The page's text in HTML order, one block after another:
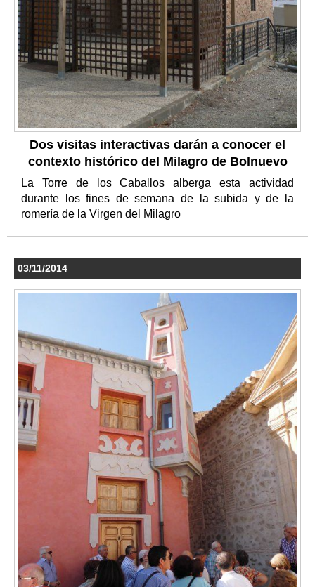
Dos visitas interactivas darán a conocer el
contexto histórico del Milagro de Bolnuevo
La Torre de los Caballos alberga esta actividad
durante los fines de semana de la subida y de la
romería de la Virgen del Milagro
03/11/2014